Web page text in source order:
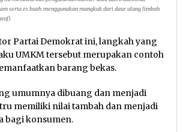
serta es buah menggunakan mangkuk dari daur ulang limbah
Partai Demokrat ini, langkah yang
UMKM tersebut merupakan contoh
barang bekas.
umumnya dibuang dan menjadi
memiliki nilai tambah dan menjadi
bagi konsumen.